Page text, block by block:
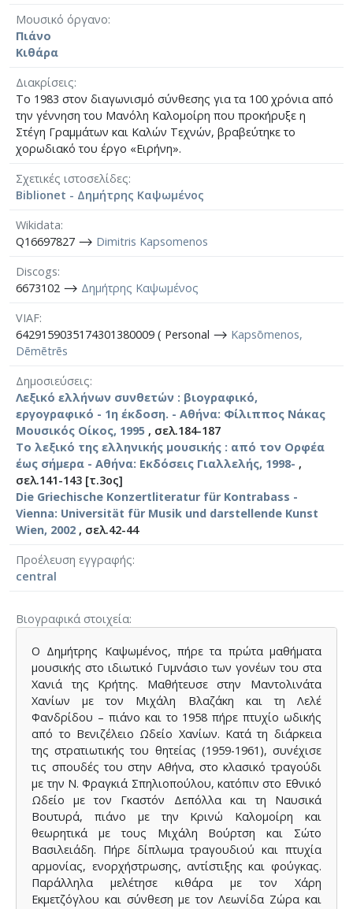
Μουσικό όργανο
Πιάνο
Κιθάρα
Διακρίσεις
Το 1983 στον διαγωνισμό σύνθεσης για τα 100 χρόνια από
την γέννηση του Μανόλη Καλομοίρη που προκήρυξε η
Στέγη Γραμμάτων και Καλών Τεχνών, βραβεύτηκε το
χορωδιακό του έργο «Ειρήνη».
Σχετικές ιστοσελίδες
Biblionet - Δημήτρης Καψωμένος
Wikidata
Q16697827 ⟶ Dimitris Kapsomenos
Discogs
6673102 ⟶ Δημήτρης Καψωμένος
VIAF
6429159035174301380009 ( Personal ⟶ Kapsōmenos,
Dēmētrēs
Δημοσιεύσεις
Λεξικό ελλήνων συνθετών : βιογραφικό,
εργογραφικό - 1η έκδοση. - Αθήνα: Φίλιππος Νάκας
Μουσικός Οίκος, 1995 , σελ.184-187
Το λεξικό της ελληνικής μουσικής : από τον Ορφέα
έως σήμερα - Αθήνα: Εκδόσεις Γιαλλελής, 1998- ,
σελ.141-143 [τ.3ος]
Die Griechische Konzertliteratur für Kontrabass -
Vienna: Universität für Musik und darstellende Kunst
Wien, 2002 , σελ.42-44
Προέλευση εγγραφής
central
Βιογραφικά στοιχεία
Ο Δημήτρης Καψωμένος, πήρε τα πρώτα μαθήματα
μουσικής στο ιδιωτικό Γυμνάσιο των γονέων του στα
Χανιά της Κρήτης. Μαθήτευσε στην Μαντολινάτα
Χανίων με τον Μιχάλη Βλαζάκη και τη Λελέ
Φανδρίδου – πιάνο και το 1958 πήρε πτυχίο ωδικής
από το Βενιζέλειο Ωδείο Χανίων. Κατά τη διάρκεια
της στρατιωτικής του θητείας (1959-1961), συνέχισε
τις σπουδές του στην Αθήνα, στο κλασικό τραγούδι
με την Ν. Φραγκιά Σπηλιοπούλου, κατόπιν στο Εθνικό
Ωδείο με τον Γκαστόν Δεπόλλα και τη Ναυσικά
Βουτυρά, πιάνο με την Κρινώ Καλομοίρη και
θεωρητικά με τους Μιχάλη Βούρτση και Σώτο
Βασιλειάδη. Πήρε δίπλωμα τραγουδιού και πτυχία
αρμονίας, ενορχήστρωσης, αντίστιξης και φούγκας.
Παράλληλα μελέτησε κιθάρα με τον Χάρη
Εκμετζόγλου και σύνθεση με τον Λεωνίδα Ζώρα και